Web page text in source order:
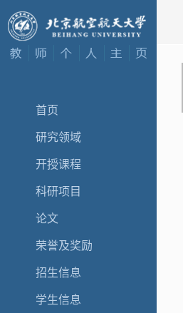
首页
研究领域
开授课程
科研项目
论文
荣誉及奖励
招生信息
学生信息